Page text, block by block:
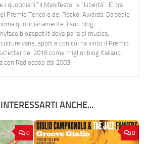
i quotidiani “Il Manifesto” e “Libertà”. E' tra i
Premio Tenco e del Rockol Awards. Da sedici
quotidianamente il suo blog
dove parla di musica,
varie, sport e con cui ha vinto il Premio
del 2016 come miglior blog italiano.
con Radiocoop dal 2003.
ANCHE...
0 0